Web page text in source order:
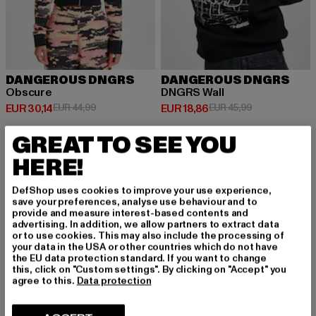
DANGEROUS DNGRS
Obscure
EUR 30,14
Huidige prijs: EUR 30,14
EUR 44,99Actieprijs: EUR 44,99
DANGEROUS DNGRS
DNGRS Wall
EUR 18,86
Huidige prijs: EUR 18,86
EUR 45,99Actieprijs:
-25%
GREAT TO SEE YOU
HERE!
DefShop uses cookies to improve your use experience,
save your preferences, analyse use behaviour and to
provide and measure interest-based contents and
advertising. In addition, we allow partners to extract data
or to use cookies. This may also include the processing of
your data in the USA or other countries which do not have
the EU data protection standard. If you want to change
this, click on "Custom settings". By clicking on "Accept" you
agree to this. Data protection